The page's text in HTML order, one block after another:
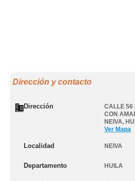
Dirección y contacto
Dirección
CALLE 56
CON
NEIVA,
Ver Mapa
Localidad NEIVA
Departamento HUILA